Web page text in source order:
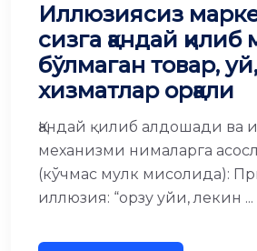
Иллюзиясиз
сизга қандай
бўлмаган товар, уй,
хизматлар орқали
Қандай қилиб алдошади ва
механизми нималарга
(кўчмас мулк мисолида):
иллюзия: “орзу уйи, лекин ...